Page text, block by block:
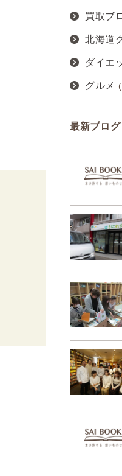
買取ブ
北海道
ダイエ
グルメ
最新ブログ